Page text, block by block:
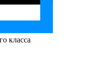
класса